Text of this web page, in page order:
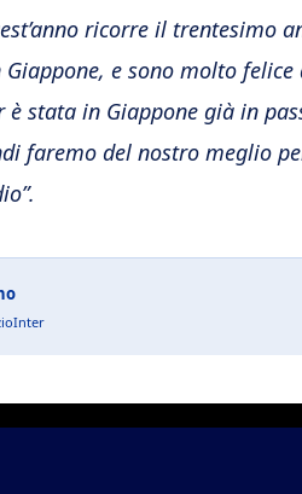
ricorre il
e sono molto
è stata in Giappone già in
faremo del nostro meglio